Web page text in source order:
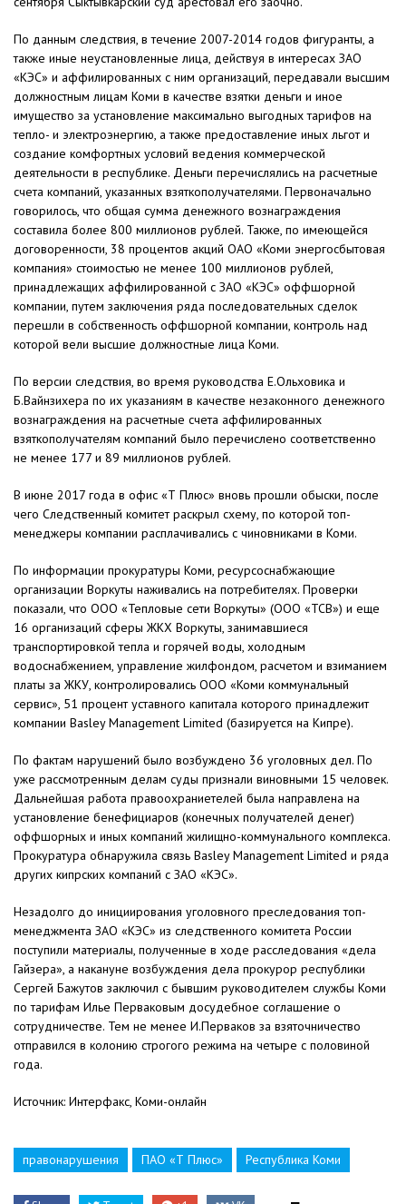
По данным следствия, в течение 2007-2014 годов фигуранты, а
также иные неустановленные лица, действуя в интересах ЗАО
«КЭС» и аффилированных с ним организаций, передавали высшим
должностным лицам Коми в качестве взятки деньги и иное
имущество за установление максимально выгодных тарифов на
тепло- и электроэнергию, а также предоставление иных льгот и
создание комфортных условий ведения коммерческой
деятельности в республике. Деньги перечислялись на расчетные
счета компаний, указанных взяткополучателями. Первоначально
говорилось, что общая сумма денежного вознаграждения
составила более 800 миллионов рублей. Также, по имеющейся
договоренности, 38 процентов акций ОАО «Коми энергосбытовая
компания» стоимостью не менее 100 миллионов рублей,
принадлежащих аффилированной с ЗАО «КЭС» оффшорной
компании, путем заключения ряда последовательных сделок
перешли в собственность оффшорной компании, контроль над
которой вели высшие должностные лица Коми.
По версии следствия, во время руководства Е.Ольховика и
Б.Вайнзихера по их указаниям в качестве незаконного денежного
вознаграждения на расчетные счета аффилированных
взяткополучателям компаний было перечислено соответственно
не менее 177 и 89 миллионов рублей.
В июне 2017 года в офис «Т Плюс» вновь прошли обыски, после
чего Следственный комитет раскрыл схему, по которой топ-
менеджеры компании расплачивались с чиновниками в Коми.
По информации прокуратуры Коми, ресурсоснабжающие
организации Воркуты наживались на потребителях. Проверки
показали, что ООО «Тепловые сети Воркуты» (ООО «ТСВ») и еще
16 организаций сферы ЖКХ Воркуты, занимавшиеся
транспортировкой тепла и горячей воды, холодным
водоснабжением, управление жилфондом, расчетом и взиманием
платы за ЖКУ, контролировались ООО «Коми коммунальный
сервис», 51 процент уставного капитала которого принадлежит
компании Basley Management Limited (базируется на Кипре).
По фактам нарушений было возбуждено 36 уголовных дел. По
уже рассмотренным делам суды признали виновными 15 человек.
Дальнейшая работа правоохраниетелей была направлена на
установление бенефициаров (конечных получателей денег)
оффшорных и иных компаний жилищно-коммунального комплекса.
Прокуратура обнаружила связь Basley Management Limited и ряда
других кипрских компаний с ЗАО «КЭС».
Незадолго до инициирования уголовного преследования топ-
менеджмента ЗАО «КЭС» из следственного комитета России
поступили материалы, полученные в ходе расследования «дела
Гайзера», а накануне возбуждения дела прокурор республики
Сергей Бажутов заключил с бывшим руководителем службы Коми
по тарифам Илье Перваковым досудебное соглашение о
сотрудничестве. Тем не менее И.Перваков за взяточничество
отправился в колонию строгого режима на четыре с половиной
года.
Источник: Интерфакс, Коми-онлайн
правонарушения ПАО «Т Плюс» Республика Коми